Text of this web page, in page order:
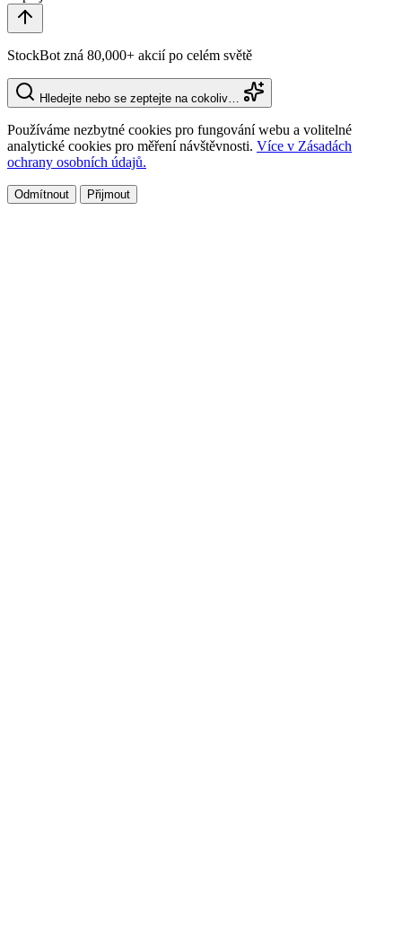
StockBot zná 80,000+ akcií po celém světě
Hledejte nebo se zeptejte na cokoliv…
Používáme nezbytné cookies pro fungování webu a volitelné
analytické cookies pro měření návštěvnosti. Více v Zásadách
ochrany osobních údajů.
Odmítnout Přijmout